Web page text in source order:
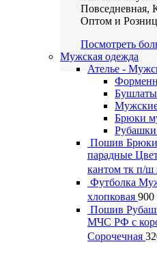
Повседневная,
Оптом и
Посмотреть
Мужская одежда
Ателье -
Брюки
Пошив
парадные
кантом тк п/ш
Футболка
хлопковая 900
Пошив
МЧС РФ с
Сорочечная